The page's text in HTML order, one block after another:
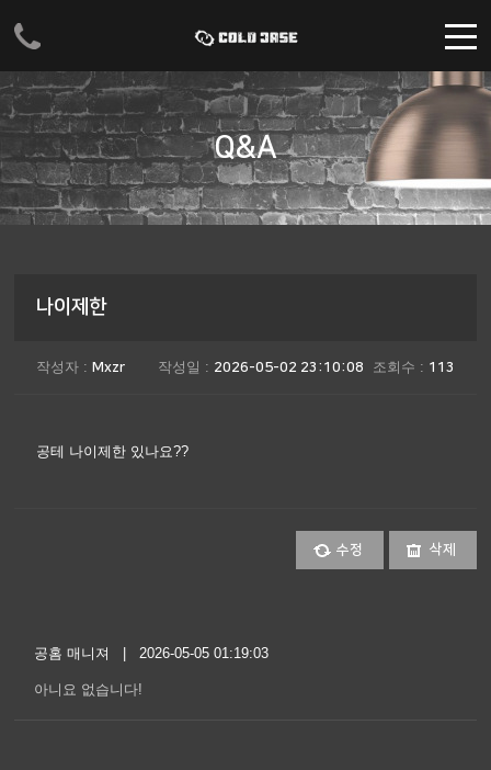
Q&A
나이제한
작성자 :Mxzr 작성일 : 2026-05-02 23:10:08 조회수 : 113
공테 나이제한 있나요??
수정 삭제
공홈 매니져 | 2026-05-05 01:19:03
아니요 없습니다!